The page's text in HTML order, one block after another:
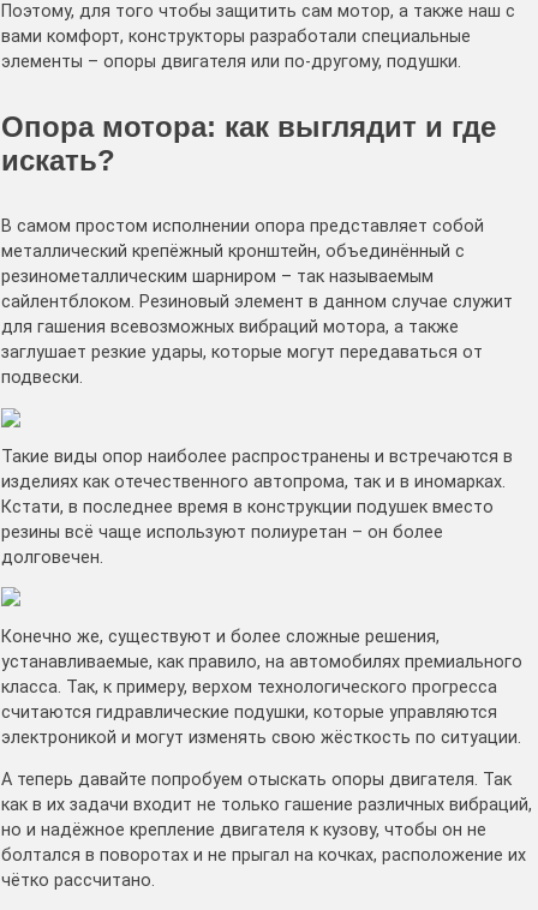
Поэтому, для того чтобы защитить сам мотор, а также наш с
вами комфорт, конструкторы разработали специальные
элементы – опоры двигателя или по-другому, подушки.
Опора мотора: как выглядит и где
искать?
В самом простом исполнении опора представляет собой
металлический крепёжный кронштейн, объединённый с
резинометаллическим шарниром – так называемым
сайлентблоком. Резиновый элемент в данном случае служит
для гашения всевозможных вибраций мотора, а также
заглушает резкие удары, которые могут передаваться от
подвески.
Такие виды опор наиболее распространены и встречаются в
изделиях как отечественного автопрома, так и в иномарках.
Кстати, в последнее время в конструкции подушек вместо
резины всё чаще используют полиуретан – он более
долговечен.
Конечно же, существуют и более сложные решения,
устанавливаемые, как правило, на автомобилях премиального
класса. Так, к примеру, верхом технологического прогресса
считаются гидравлические подушки, которые управляются
электроникой и могут изменять свою жёсткость по ситуации.
А теперь давайте попробуем отыскать опоры двигателя. Так
как в их задачи входит не только гашение различных вибраций,
но и надёжное крепление двигателя к кузову, чтобы он не
болтался в поворотах и не прыгал на кочках, расположение их
чётко рассчитано.